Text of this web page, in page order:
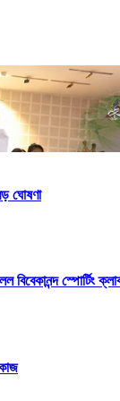
ঘোষণা
স্পোর্টিং